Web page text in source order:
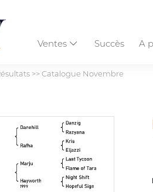
Ventes Succès A
>>Catalogue Novembre